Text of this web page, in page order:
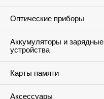
Оптические приборы
Аккумуляторы и зарядные
устройства
Карты памяти
Аксессуары